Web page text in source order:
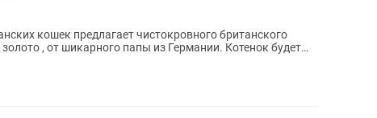
кошек предлагает чистокровного британского
, от шикарного папы из Германии. Котенок будет